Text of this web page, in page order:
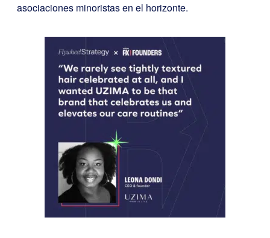
asociaciones minoristas en el horizonte.